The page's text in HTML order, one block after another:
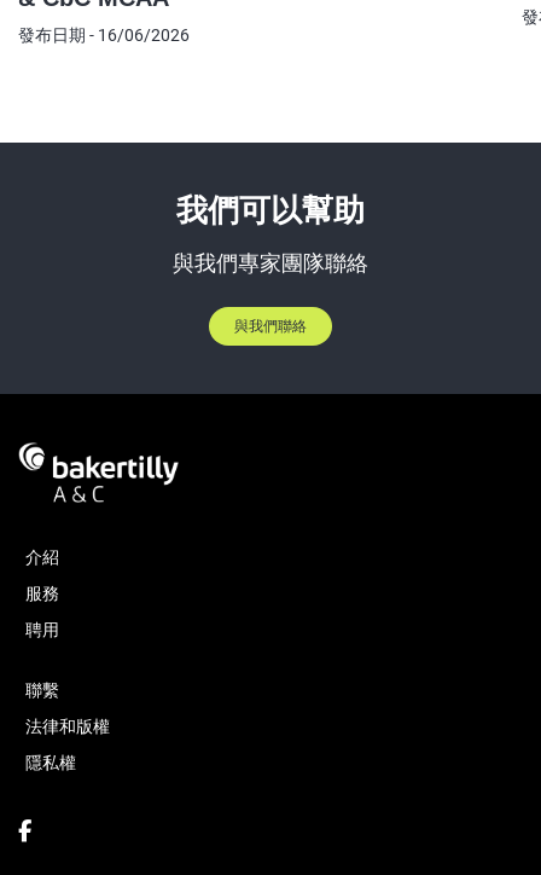
發布日期 - 16/06/2026
我們可以幫助
與我們專家團隊聯絡
與我們聯絡
介紹
服務
聘用
聯繫
法律和版權
隱私權